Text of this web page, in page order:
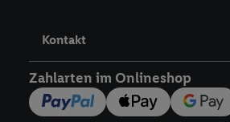
Kontakt
Zahlarten im Onlineshop